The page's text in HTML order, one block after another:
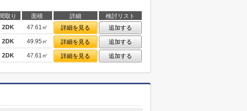
間取り 面積 詳細
検討リスト
2DK 47.61㎡ 詳細を見る
追加する
2DK 49.95㎡ 詳細を見る
追加する
2DK 47.61㎡ 詳細を見る 追加する